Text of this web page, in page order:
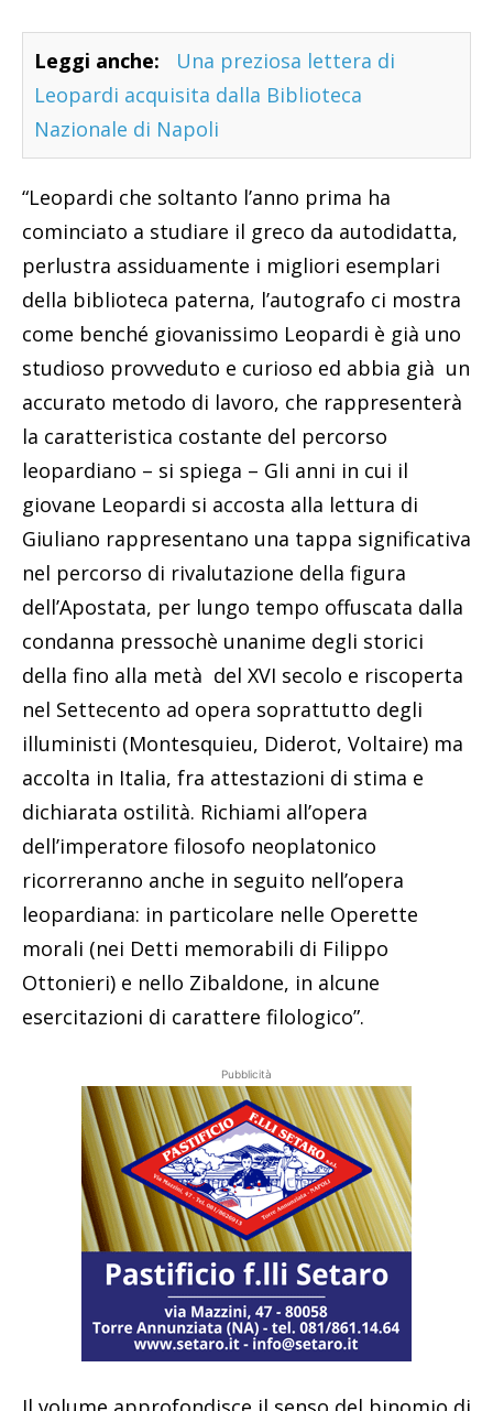
Leggi anche:
Una preziosa lettera di
Leopardi acquisita dalla Biblioteca
Nazionale di Napoli
“Leopardi che soltanto l’anno prima ha
cominciato a studiare il greco da autodidatta,
perlustra assiduamente i migliori esemplari
della biblioteca paterna, l’autografo ci mostra
come benché giovanissimo Leopardi è già uno
studioso provveduto e curioso ed abbia già un
accurato metodo di lavoro, che rappresenterà
la caratteristica costante del percorso
leopardiano – si spiega – Gli anni in cui il
giovane Leopardi si accosta alla lettura di
Giuliano rappresentano una tappa significativa
nel percorso di rivalutazione della figura
dell’Apostata, per lungo tempo offuscata dalla
condanna pressochè unanime degli storici
della fino alla metà del XVI secolo e riscoperta
nel Settecento ad opera soprattutto degli
illuministi (Montesquieu, Diderot, Voltaire) ma
accolta in Italia, fra attestazioni di stima e
dichiarata ostilità. Richiami all’opera
dell’imperatore filosofo neoplatonico
ricorreranno anche in seguito nell’opera
leopardiana: in particolare nelle Operette
morali (nei Detti memorabili di Filippo
Ottonieri) e nello Zibaldone, in alcune
esercitazioni di carattere filologico”.
Pubblicità